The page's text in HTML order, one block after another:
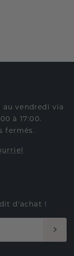
vendredi via
à 17:00.
fermés.
d'achat !